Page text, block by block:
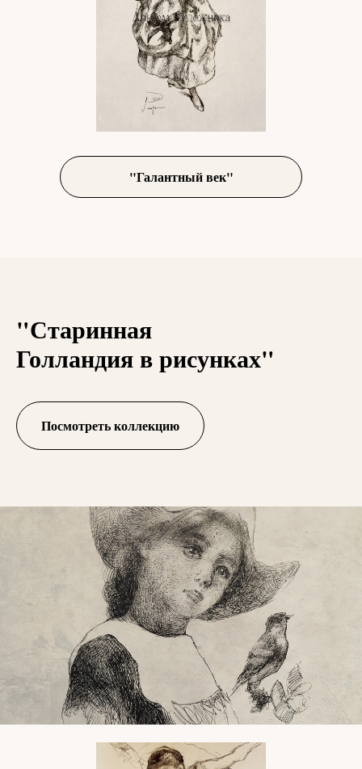
"Галантный век"
"Старинная
Голландия в рисунках"
Посмотреть коллекцию